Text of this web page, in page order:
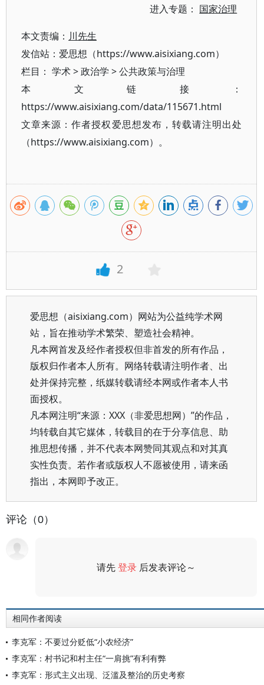
进入专题： 国家治理
本文责编： 川先生
发信站：爱思想（https://www.aisixiang.com）
栏目： 学术>政治学 >公共政策与治理
本文链接：
https://www.aisixiang.com/data/115671.html
文章来源：作者授权爱思想发布，转载请注明出处
（https://www.aisixiang.com）。
2
爱思想（aisixiang.com）网站为公益纯学术网
站，旨在推动学术繁荣、塑造社会精神。
凡本网首发及经作者授权但非首发的所有作品，
版权归作者本人所有。网络转载请注明作者、出
处并保持完整，纸媒转载请经本网或作者本人书
面授权。
凡本网注明“来源：XXX（非爱思想网）”的作品，
均转载自其它媒体，转载目的在于分享信息、助
推思想传播，并不代表本网赞同其观点和对其真
实性负责。若作者或版权人不愿被使用，请来函
指出，本网即予改正。
评论（0）
请先登录 后发表评论～
相同作者阅读
李克军：不要过分贬低“小农经济”
李克军：村书记和村主任“一肩挑”有利有弊
李克军：形式主义出现、泛滥及整治的历史考察